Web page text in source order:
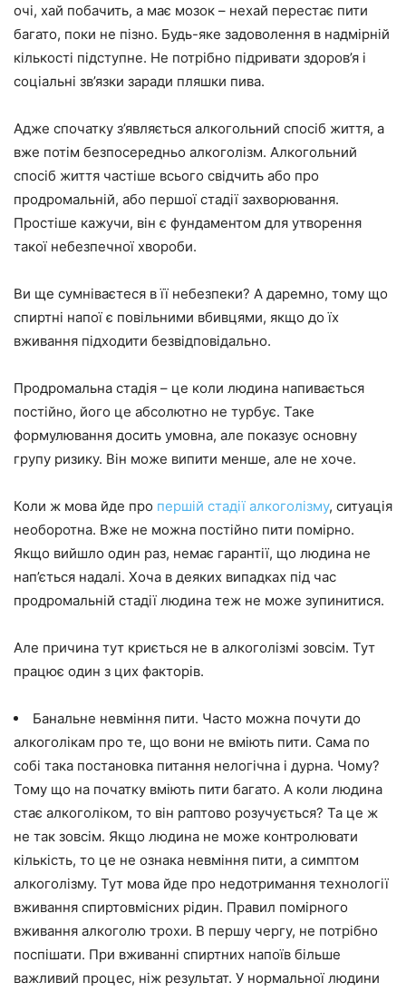
очі, хай побачить, а має мозок – нехай перестає пити
багато, поки не пізно. Будь-яке задоволення в надмірній
кількості підступне. Не потрібно підривати здоров’я і
соціальні зв’язки заради пляшки пива.
Адже спочатку з’являється алкогольний спосіб життя, а
вже потім безпосередньо алкоголізм. Алкогольний
спосіб життя частіше всього свідчить або про
продромальній, або першої стадії захворювання.
Простіше кажучи, він є фундаментом для утворення
такої небезпечної хвороби.
Ви ще сумніваєтеся в її небезпеки? А даремно, тому що
спиртні напої є повільними вбивцями, якщо до їх
вживання підходити безвідповідально.
Продромальна стадія – це коли людина напивається
постійно, його це абсолютно не турбує. Таке
формулювання досить умовна, але показує основну
групу ризику. Він може випити менше, але не хоче.
Коли ж мова йде про першій стадії алкоголізму, ситуація
необоротна. Вже не можна постійно пити помірно.
Якщо вийшло один раз, немає гарантії, що людина не
нап’ється надалі. Хоча в деяких випадках під час
продромальній стадії людина теж не може зупинитися.
Але причина тут криється не в алкоголізмі зовсім. Тут
працює один з цих факторів.
Банальне невміння пити. Часто можна почути до
алкоголікам про те, що вони не вміють пити. Сама по
собі така постановка питання нелогічна і дурна. Чому?
Тому що на початку вміють пити багато. А коли людина
стає алкоголіком, то він раптово розучується? Та це ж
не так зовсім. Якщо людина не може контролювати
кількість, то це не ознака невміння пити, а симптом
алкоголізму. Тут мова йде про недотримання технології
вживання спиртовмісних рідин. Правил помірного
вживання алкоголю трохи. В першу чергу, не потрібно
поспішати. При вживанні спиртних напоїв більше
важливий процес, ніж результат. У нормальної людини